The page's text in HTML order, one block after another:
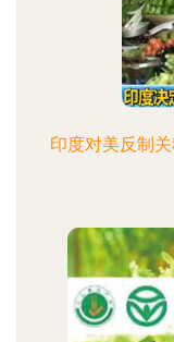
印度对美反制